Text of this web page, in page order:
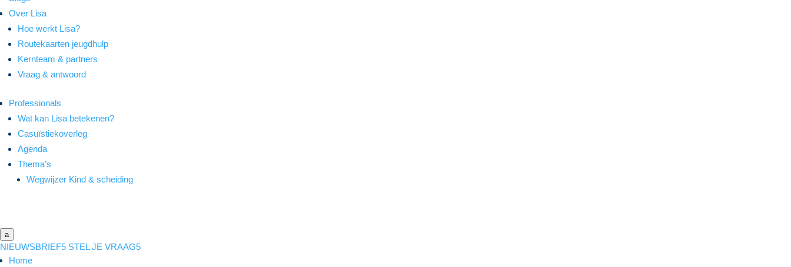
Over Lisa
Hoe werkt Lisa?
Routekaarten jeugdhulp
Kernteam & partners
Vraag & antwoord
Professionals
Wat kan Lisa betekenen?
Casuïstiekoverleg
Agenda
Thema’s
Wegwijzer Kind & scheiding
a
NIEUWSBRIEF5 STEL JE VRAAG5
Home